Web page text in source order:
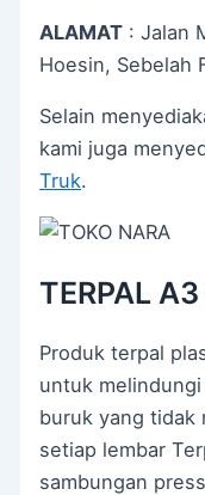
ALAMAT : Jalan
Hoesin, Sebelah
Selain
kami juga
Truk.
TERPAL
Produk terpal
untuk
buruk yang tidak
setiap lembar
sambungan